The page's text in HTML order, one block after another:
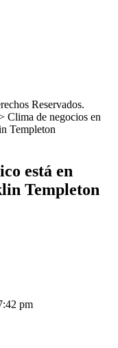
Reservados.
Clima de negocios en
Templeton
está en
Templeton
pm